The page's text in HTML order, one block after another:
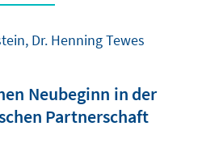
Dr. Henning Tewes
Neubeginn in der
Partnerschaft